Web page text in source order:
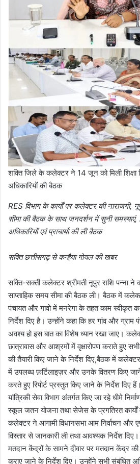
शक्ति जिले के कलेक्टर ने 14 जून को मिली शिक्षा
अधिकारियों की बैठक
RES विभाग के कार्यों पर कलेक्टर की
सीमा की बैठक के साथ जनदर्शन में सुनी समस्याएं,
अधिकारियों एवं प्राचार्यो की ली बैठक
सक्ति छत्तीसगढ़ से कन्हैया गोयल की खबर
सक्ति-सक्ती कलेक्टर श्रीमती नूपुर राशि पन्ना
साप्ताहिक समय सीमा की बैठक ली। बैठक में
पंचायत और गावो में मनरेगा के तहत काम स्वीकृत
निर्देश दिए है। उन्होंने कहा कि हर गांव और ग्राम
अवश्य हो इस बात का विशेष ध्यान रखा जाए।
छात्रावास और आश्रमों में वृक्षारोपण कराते हुए सभी
की तैयारी किए जाने के निर्देश दिए,बैठक में
में उपलब्ध फ़र्टिलाइज़र और उनके वितरण किए जाने
करते हुए रिपोर्ट प्रस्तुत किए जाने के निर्देश
यांत्रिकी सेवा विभाग अंतर्गत किए जा रहे धीमे
स्कूल जतन योजना तथा सेजेस के प्रगतिरत कार्यों
कलेक्टर ने आगामी विधानसभा आम निर्वाचन और
विस्तार से जानकारी ली तथा आवश्यक निर्देश
मतदान केंद्रों के सामने दीवार पर मतदान केंद्र की
कराए जाने के निर्देश दिए। उन्होंने सभी संबंधित